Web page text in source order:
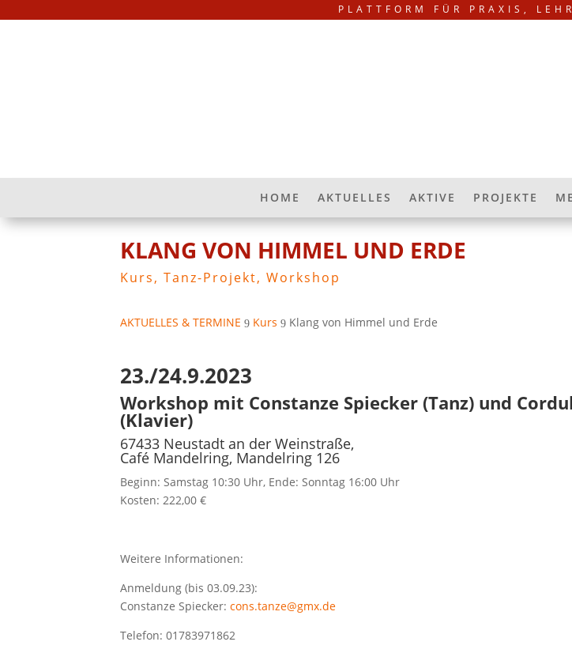
PLATTFORM FÜR PRAXIS,
HOME AKTUELLES AKTIVE PROJEKTE
KLANG VON HIMMEL UND ERDE
Kurs, Tanz-Projekt, Workshop
AKTUELLES & TERMINE 9 Kurs 9 Klang von Himmel und Erde
23./24.9.2023
Workshop mit Constanze Spiecker (Tanz) und
(Klavier)
67433 Neustadt an der Weinstraße,
Café Mandelring, Mandelring 126
Beginn: Samstag 10:30 Uhr, Ende: Sonntag 16:00 Uhr
Kosten: 222,00 €
Weitere Informationen:
Anmeldung (bis 03.09.23):
Constanze Spiecker: cons.tanze@gmx.de
Telefon: 01783971862